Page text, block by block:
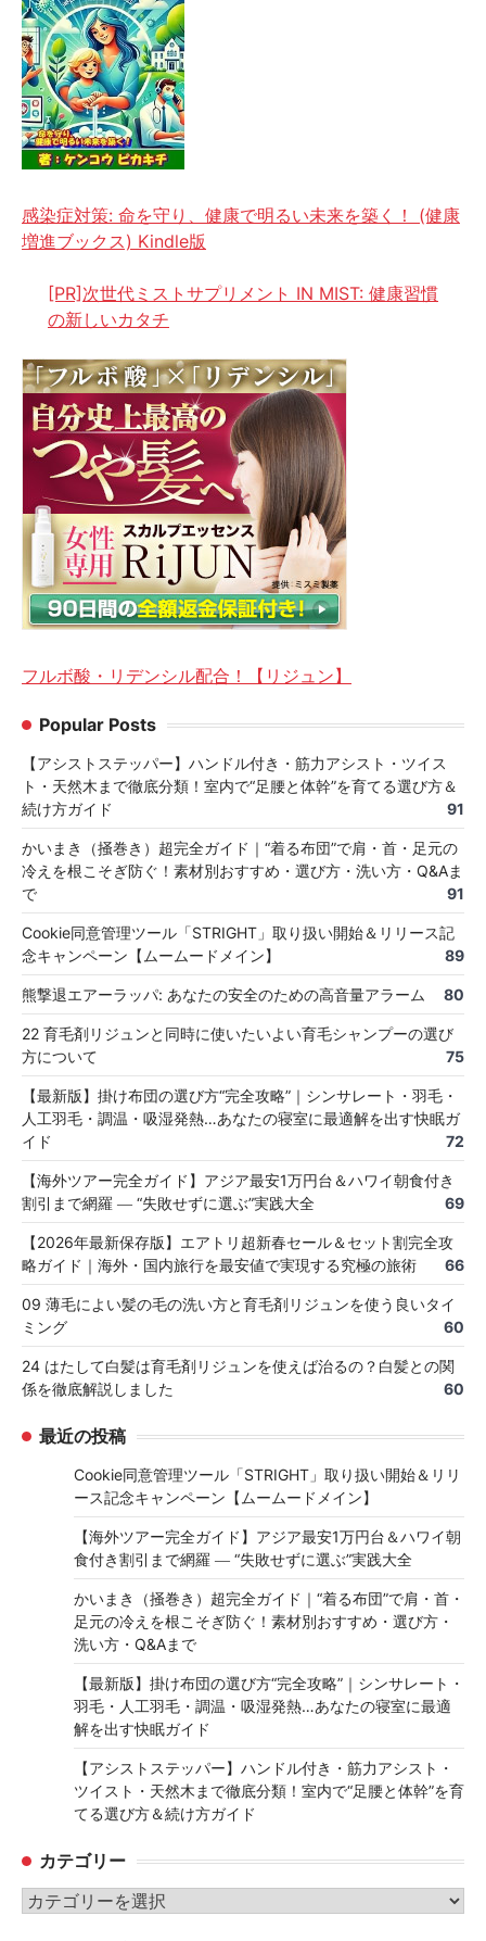
感染症対策: 命を守り、健康で明るい未来を築く！ (健康
増進ブックス) Kindle版
[PR]次世代ミストサプリメント IN MIST: 健康習慣
の新しいカタチ
フルボ酸・リデンシル配合！【リジュン】
Popular Posts
【アシストステッパー】ハンドル付き・筋力アシスト・ツイス
ト・天然木まで徹底分類！室内で“足腰と体幹”を育てる選び方＆
続け方ガイド
91
かいまき（掻巻き）超完全ガイド｜“着る布団”で肩・首・足元の
冷えを根こそぎ防ぐ！素材別おすすめ・選び方・洗い方・Q&Aま
で
91
Cookie同意管理ツール「STRIGHT」取り扱い開始＆リリース記
念キャンペーン【ムームードメイン】
89
熊撃退エアーラッパ: あなたの安全のための高音量アラーム 80
22 育毛剤リジュンと同時に使いたいよい育毛シャンプーの選び
方について
75
【最新版】掛け布団の選び方“完全攻略”｜シンサレート・羽毛・
人工羽毛・調温・吸湿発熱…あなたの寝室に最適解を出す快眠ガ
イド
72
【海外ツアー完全ガイド】アジア最安1万円台＆ハワイ朝食付き
割引まで網羅 ― “失敗せずに選ぶ”実践大全
69
【2026年最新保存版】エアトリ超新春セール＆セット割完全攻
略ガイド｜海外・国内旅行を最安値で実現する究極の旅術
66
09 薄毛によい髪の毛の洗い方と育毛剤リジュンを使う良いタイ
ミング
60
24 はたして白髪は育毛剤リジュンを使えば治るの？白髪との関
係を徹底解説しました
60
最近の投稿
Cookie同意管理ツール「STRIGHT」取り扱い開始＆リリ
ース記念キャンペーン【ムームードメイン】
【海外ツアー完全ガイド】アジア最安1万円台＆ハワイ朝
食付き割引まで網羅 ― “失敗せずに選ぶ”実践大全
かいまき（掻巻き）超完全ガイド｜“着る布団”で肩・首・
足元の冷えを根こそぎ防ぐ！素材別おすすめ・選び方・
洗い方・Q&Aまで
【最新版】掛け布団の選び方“完全攻略”｜シンサレート・
羽毛・人工羽毛・調温・吸湿発熱…あなたの寝室に最適
解を出す快眠ガイド
【アシストステッパー】ハンドル付き・筋力アシスト・
ツイスト・天然木まで徹底分類！室内で“足腰と体幹”を育
てる選び方＆続け方ガイド
カテゴリー
カ